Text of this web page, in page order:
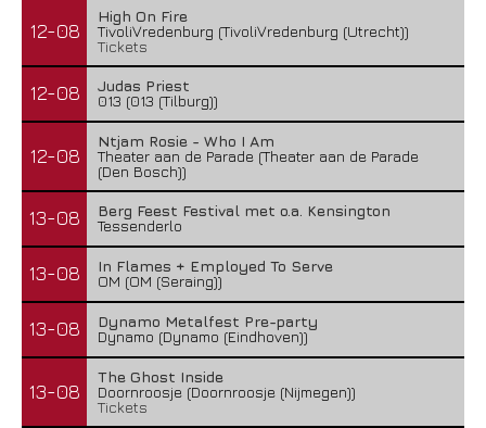
12-08
High On Fire
TivoliVredenburg (TivoliVredenburg (Utrecht))
Tickets
12-08
Judas Priest
013 (013 (Tilburg))
12-08
Ntjam Rosie - Who I Am
Theater aan de Parade (Theater aan de Parade
(Den Bosch))
13-08
Berg Feest Festival met o.a. Kensington
Tessenderlo
13-08
In Flames + Employed To Serve
OM (OM (Seraing))
13-08
Dynamo Metalfest Pre-party
Dynamo (Dynamo (Eindhoven))
13-08
The Ghost Inside
Doornroosje (Doornroosje (Nijmegen))
Tickets